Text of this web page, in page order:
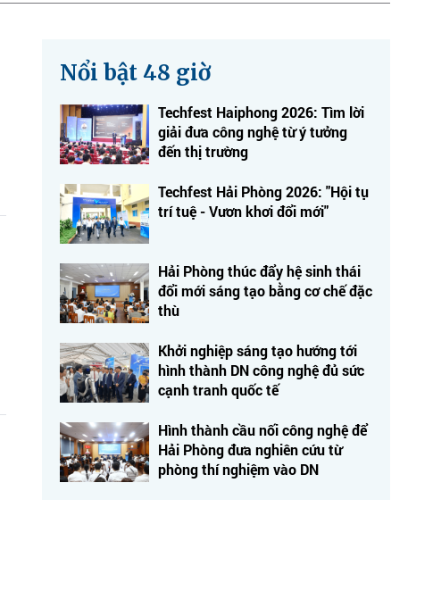
Nổi bật 48 giờ
Techfest Haiphong 2026: Tìm lời
giải đưa công nghệ từ ý tưởng
đến thị trường
Techfest Hải Phòng 2026: "Hội tụ
trí tuệ - Vươn khơi đổi mới"
Hải Phòng thúc đẩy hệ sinh thái
đổi mới sáng tạo bằng cơ chế đặc
thù
Khởi nghiệp sáng tạo hướng tới
hình thành DN công nghệ đủ sức
cạnh tranh quốc tế
Hình thành cầu nối công nghệ để
Hải Phòng đưa nghiên cứu từ
phòng thí nghiệm vào DN